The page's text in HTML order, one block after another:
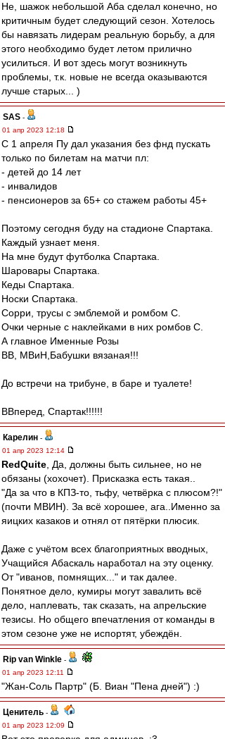
Не, шажок небольшой Аба сделал конечно, но
критичным будет следующий сезон. Хотелось
бы навязать лидерам реальную борьбу, а для
этого необходимо будет летом прилично
усилиться. И вот здесь могут возникнуть
проблемы, т.к. новые не всегда оказываются
лучше старых... )
SAS -
01 апр 2023 12:18
С 1 апреля Пу дал указания без фнд пускать
только по билетам на матчи пл:
- детей до 14 лет
- инвалидов
- пенсионеров за 65+ со стажем работы 45+
Поэтому сегодня буду на стадионе Спартака.
Каждый узнает меня.
На мне будут футболка Спартака.
Шаровары Спартака.
Кеды Спартака.
Носки Спартака.
Сорри, трусы с эмблемой и ромбом С.
Очки черные с наклейками в них ромбов С.
А главное Именные Розы
ВВ, МВиН,Бабушки вязаная!!!
До встречи на трибуне, в баре и туалете!
ВВперед, Спартак!!!!!!
Карелин -
01 апр 2023 12:14
RedQuite , Да, должны быть сильнее, но не
обязаны (хохочет). Присказка есть такая..
"Да за что в КПЗ-то, тьфу, четвёрка с плюсом?!"
(почти МВИН). За всё хорошее, ага..Именно за
яицких казаков и отнял от пятёрки плюсик.
Даже с учётом всех благоприятных вводных,
Учащийся Абаскаль наработал на эту оценку.
От "иванов, помнящих..." и так далее.
Понятное дело, кумиры могут завалить всё
дело, наплевать, так сказать, на апрельские
тезисы. Но общего впечатления от команды в
этом сезоне уже не испортят, убеждён.
Rip van Winkle -
01 апр 2023 12:11
"Жан-Соль Партр" (Б. Виан "Пена дней") :)
Ценитель -
01 апр 2023 12:09